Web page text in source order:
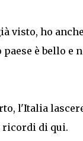
visto, ho
è bello e
l'Italia
ricordi di qui.